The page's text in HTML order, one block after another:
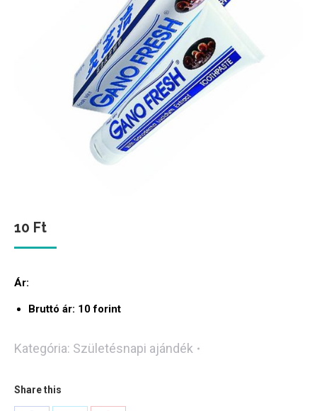
10 Ft
Ár:
Bruttó ár: 10 forint
Kategória: Születésnapi ajándék
Share this